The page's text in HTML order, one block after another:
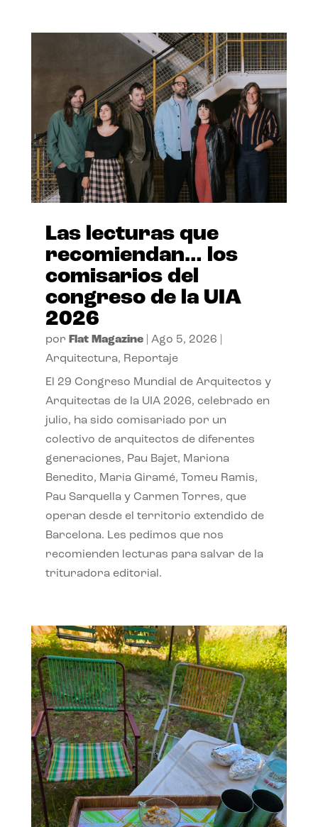
Las lecturas que
recomiendan… los
comisarios del
congreso de la UIA
2026
por Flat Magazine| Ago 5, 2026
Arquitectura, Reportaje
El 29 Congreso Mundial de Arquitectos y
Arquitectas de la UIA 2026, celebrado en
julio, ha sido comisariado por un
colectivo de arquitectos de diferentes
generaciones, Pau Bajet, Mariona
Benedito, Maria Giramé, Tomeu Ramis,
Pau Sarquella y Carmen Torres, que
operan desde el territorio extendido de
Barcelona. Les pedimos que nos
recomienden lecturas para salvar de la
trituradora editorial.